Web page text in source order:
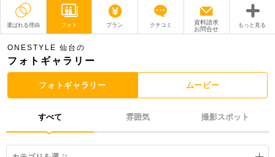
選ばれる理由 フォト プラン クチコミ
資料請求
お問合せ
もっと見る
撮影レポート
衣装 ムービー
ブログ
アクセス/TEL スタジオトップ
こだわりポイント
ONESTYLE 仙台の
フォトギャラリー
フォトギャラリー ムービー
すべて 雰囲気 撮影スポット